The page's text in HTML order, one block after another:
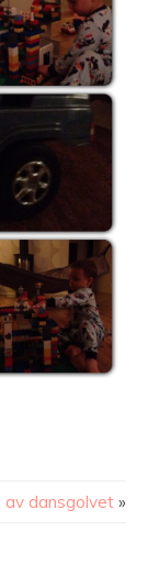
av dansgolvet »